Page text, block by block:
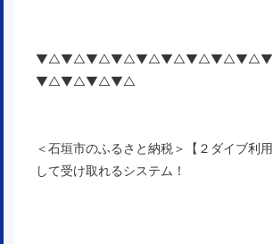
▼△▼△▼△▼△
＜石垣市のふるさと納税＞【２ダイブ利
して受け取れるシステム！